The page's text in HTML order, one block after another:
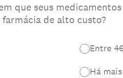
que seus
de alto custo?
Entre
Há